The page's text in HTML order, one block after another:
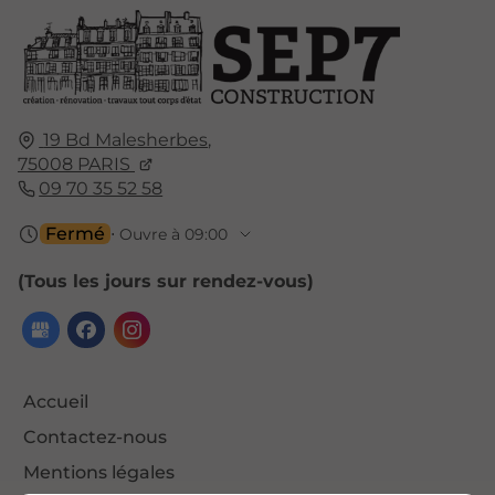
19 Bd Malesherbes,
75008 PARIS
09 70 35 52 58
Fermé ⋅ Ouvre à 09:00
(Tous les jours sur rendez-vous)
Accueil
Contactez-nous
Mentions légales